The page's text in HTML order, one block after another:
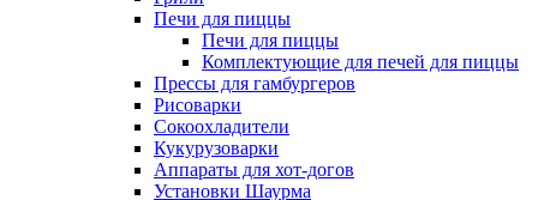
Печи для пиццы
Печи для пиццы
Комплектующие для печей для пиццы
Прессы для гамбургеров
Рисоварки
Сокоохладители
Кукурузоварки
Аппараты для хот-догов
Установки Шаурма